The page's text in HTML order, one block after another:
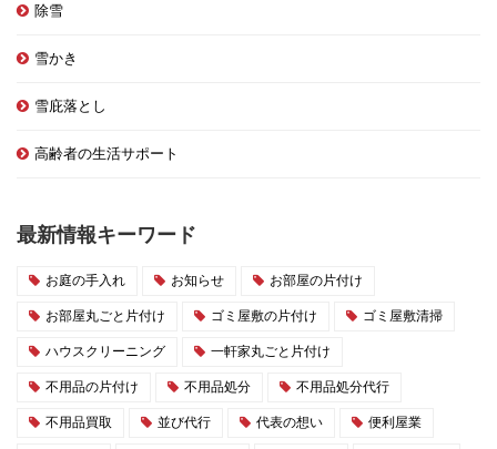
除雪
雪かき
雪庇落とし
高齢者の生活サポート
最新情報キーワード
お庭の手入れ お知らせ お部屋の片付け
お部屋丸ごと片付け ゴミ屋敷の片付け ゴミ屋敷清掃
ハウスクリーニング 一軒家丸ごと片付け
不用品の片付け 不用品処分 不用品処分代行
不用品買取 並び代行 代表の想い 便利屋業